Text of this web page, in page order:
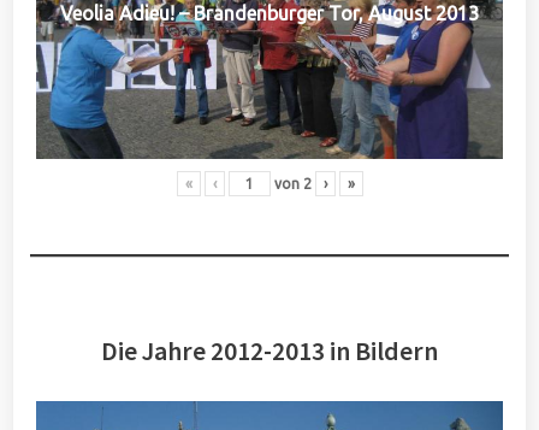
Veolia Adieu! – Brandenburger Tor, August 2013
« ‹ von 2 › »
Die Jahre 2012-2013 in Bildern